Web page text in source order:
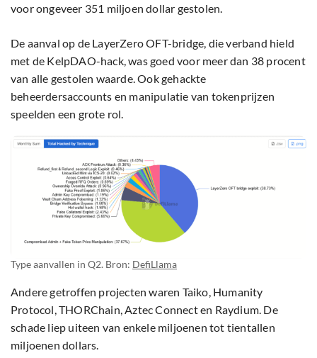
voor ongeveer 351 miljoen dollar gestolen.
De aanval op de LayerZero OFT-bridge, die verband hield
met de KelpDAO-hack, was goed voor meer dan 38 procent
van alle gestolen waarde. Ook gehackte
beheerdersaccounts en manipulatie van tokenprijzen
speelden een grote rol.
Type aanvallen in Q2. Bron: DefiLlama
Andere getroffen projecten waren Taiko, Humanity
Protocol, THORChain, Aztec Connect en Raydium. De
schade liep uiteen van enkele miljoenen tot tientallen
miljoenen dollars.